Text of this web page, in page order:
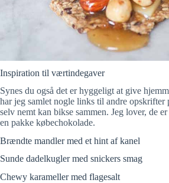
Inspiration til værtindegaver
Synes du også det er hyggeligt at give
har jeg samlet nogle links til andre opskrifter
selv nemt kan bikse sammen. Jeg lover, de
en pakke købechokolade.
Brændte mandler med et hint af kanel
Sunde dadelkugler med snickers smag
Chewy karameller med flagesalt